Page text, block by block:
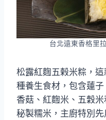
台北遠東香格里
松露紅麴五榖米粽，
種養生食材，包含蓮
香菇、紅麴米、五穀
秘製糯米，主廚特別